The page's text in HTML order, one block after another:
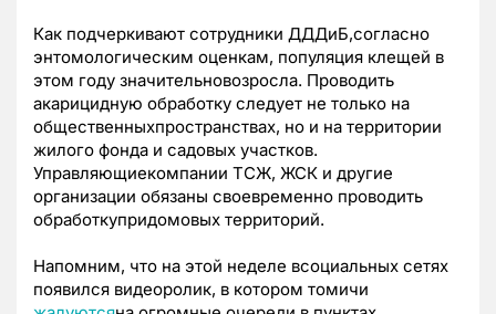
Как подчеркивают сотрудники ДДДиБ,согласно
энтомологическим оценкам, популяция клещей в
этом году значительновозросла. Проводить
акарицидную обработку следует не только на
общественныхпространствах, но и на территории
жилого фонда и садовых участков.
Управляющиекомпании ТСЖ, ЖСК и другие
организации обязаны своевременно проводить
обработкупридомовых территорий.
Напомним, что на этой неделе всоциальных сетях
появился видеоролик, в котором томичи